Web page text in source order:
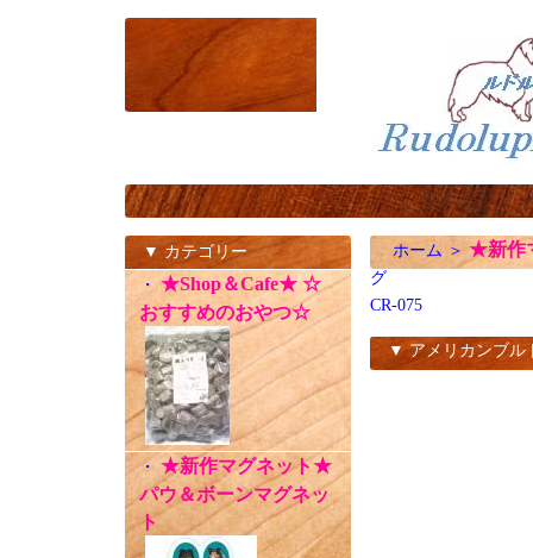
▼ カテゴリー
・ ★Shop＆Cafe★ ☆
おすすめのおやつ☆
・ ★新作マグネット★
パウ＆ボーンマグネッ
ト
ホーム ＞★新作
グ
CR-075
▼ アメリカンブル